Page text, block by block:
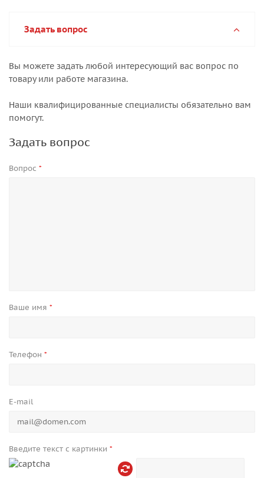
Задать вопрос
Вы можете задать любой интересующий вас вопрос по
товару или работе магазина.
Наши квалифицированные специалисты обязательно вам
помогут.
Задать вопрос
Вопрос *
Ваше имя *
Телефон *
E-mail
Введите текст с картинки *